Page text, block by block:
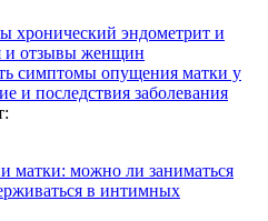
хронический эндометрит и
и отзывы женщин
симптомы опущения матки у
и последствия заболевания
матки: можно ли заниматься
в интимных